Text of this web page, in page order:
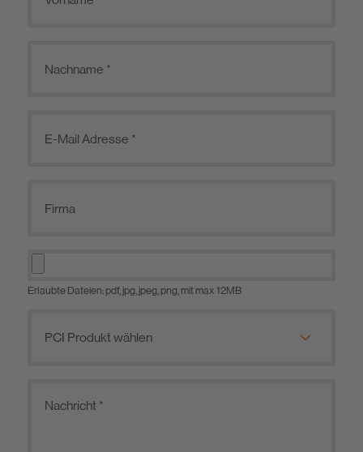
Erlaubte Dateien: pdf, jpg, jpeg, png, mit max 12MB